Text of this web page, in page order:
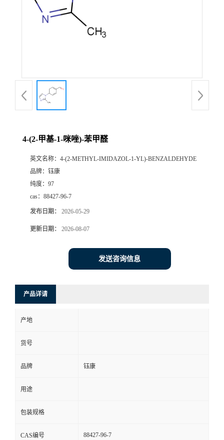
4-(2-甲基-1-咪唑)-苯甲醛
英文名称： 4-(2-METHYL-IMIDAZOL-1-YL)-BENZALDEHYDE
品牌： 钰康
纯度： 97
cas： 88427-96-7
发布日期： 2026-05-29
更新日期： 2026-08-07
发送咨询信息
产品详请
产地
货号
品牌 钰康
用途
包装规格
CAS编号 88427-96-7